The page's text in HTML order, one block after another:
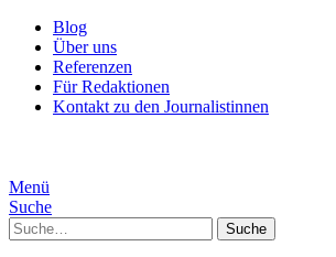
Blog
Über uns
Referenzen
Für Redaktionen
Kontakt zu den Journalistinnen
Menü
Suche
Suche